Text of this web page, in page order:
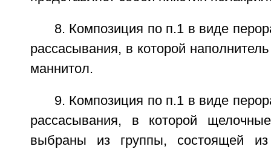
8. Композиция по п.1 в виде
рассасывания, в которой
маннитол.
9. Композиция по п.1 в виде
рассасывания, в которой
выбраны из группы, состоящей из